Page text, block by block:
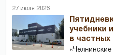
27 июля 2026
учебники
в